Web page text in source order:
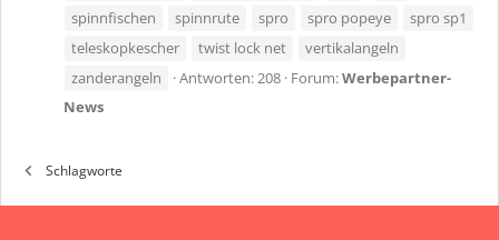
spinnfischen
spinnrute spro spro popeye
spro sp1
teleskopkescher
twist lock net
vertikalangeln
zanderangeln
Antworten: 208 Forum:Werbepartner-
News
Schlagworte